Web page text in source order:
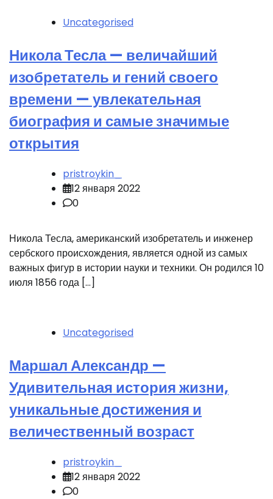
Uncategorised
Никола Тесла — величайший
изобретатель и гений своего
времени — увлекательная
биография и самые значимые
открытия
pristroykin_
12 января 2022
0
Никола Тесла, американский изобретатель и инженер
сербского происхождения, является одной из самых
важных фигур в истории науки и техники. Он родился 10
июля 1856 года […]
Uncategorised
Маршал Александр —
Удивительная история жизни,
уникальные достижения и
величественный возраст
pristroykin_
12 января 2022
0